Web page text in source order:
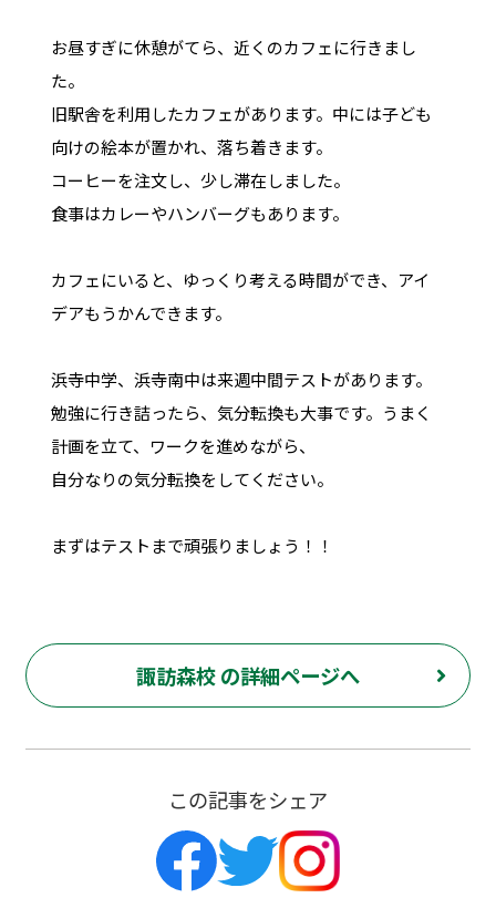
お昼すぎに休憩がてら、近くのカフェに行きまし
た。
旧駅舎を利用したカフェがあります。中には子ども
向けの絵本が置かれ、落ち着きます。
コーヒーを注文し、少し滞在しました。
食事はカレーやハンバーグもあります。
カフェにいると、ゆっくり考える時間ができ、アイ
デアもうかんできます。
浜寺中学、浜寺南中は来週中間テストがあります。
勉強に行き詰ったら、気分転換も大事です。うまく
計画を立て、ワークを進めながら、
自分なりの気分転換をしてください。
まずはテストまで頑張りましょう！！
諏訪森校 の詳細ページへ
この記事をシェア